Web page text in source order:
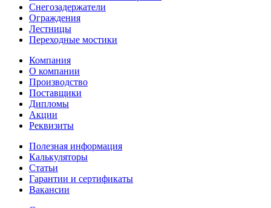
Снегозадержатели
Ограждения
Лестницы
Переходные мостики
Компания
О компании
Производство
Поставщики
Дипломы
Акции
Реквизиты
Полезная информация
Калькуляторы
Статьи
Гарантии и сертификаты
Вакансии